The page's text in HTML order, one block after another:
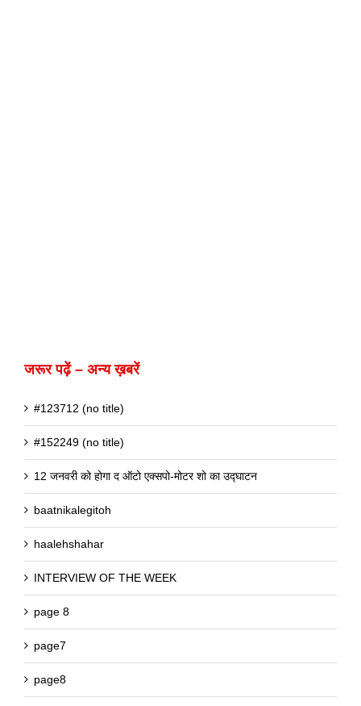
जरूर पढ़ें – अन्य ख़बरें
#123712 (no title)
#152249 (no title)
12 जनवरी को होगा द ऑटो एक्सपो-मोटर शो का उद्घाटन
baatnikalegitoh
haalehshahar
INTERVIEW OF THE WEEK
page 8
page7
page8